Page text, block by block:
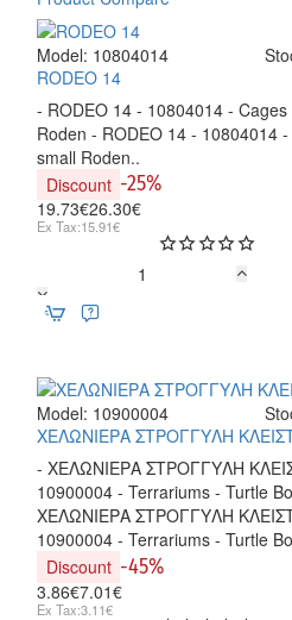
Model: 10804014
RODEO 14
- RODEO 14 - 10804014 - Cages
Roden - RODEO 14 - 10804014
small Roden..
Discount -25%
19.73€26.30€
Ex Tax:15.91€
14
Model: 10900004
ΧΕΛΩΝΙΕΡΑ ΣΤΡΟΓΓΥΛΗ
- ΧΕΛΩΝΙΕΡΑ ΣΤΡΟΓΓΥΛΗ
10900004 - Terrariums - Turtle
ΧΕΛΩΝΙΕΡΑ ΣΤΡΟΓΓΥΛΗ
10900004 - Terrariums - Turtle
Discount -45%
3.86€7.01€
Ex Tax:3.11€